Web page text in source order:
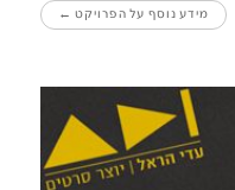
מידע נוסף על הפרויקט ←